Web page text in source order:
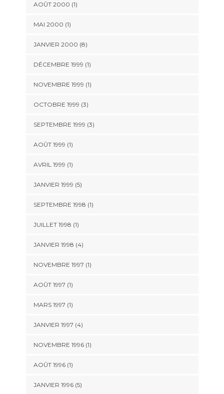
AOÛT 2000 (1)
MAI 2000 (1)
JANVIER 2000 (8)
DÉCEMBRE 1999 (1)
NOVEMBRE 1999 (1)
OCTOBRE 1999 (3)
SEPTEMBRE 1999 (3)
AOÛT 1999 (1)
AVRIL 1999 (1)
JANVIER 1999 (5)
SEPTEMBRE 1998 (1)
JUILLET 1998 (1)
JANVIER 1998 (4)
NOVEMBRE 1997 (1)
AOÛT 1997 (1)
MARS 1997 (1)
JANVIER 1997 (4)
NOVEMBRE 1996 (1)
AOÛT 1996 (1)
JANVIER 1996 (5)